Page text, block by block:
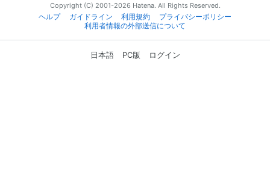
Copyright (C) 2001-2026 Hatena. All Rights Reserved.
ヘルプ
ガイドライン 利用規約
プライバシーポリシー
利用者情報の外部送信について
日本語 PC版 ログイン